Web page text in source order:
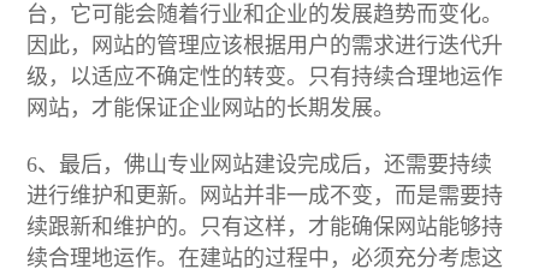
台，它可能会随着行业和企业的发展趋势而变化。
因此，网站的管理应该根据用户的需求进行迭代升
级，以适应不确定性的转变。只有持续合理地运作
网站，才能保证企业网站的长期发展。
6、最后，佛山专业网站建设完成后，还需要持续
进行维护和更新。网站并非一成不变，而是需要持
续跟新和维护的。只有这样，才能确保网站能够持
续合理地运作。在建站的过程中，必须充分考虑这